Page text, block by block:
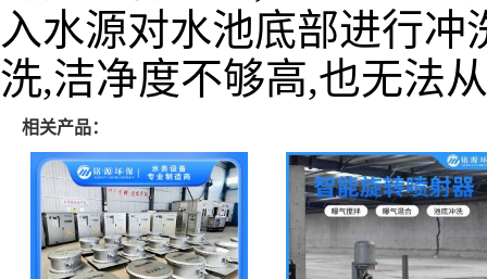
入水源对水池底部进行
洗,洁净度不够高,也无法
相关产品：